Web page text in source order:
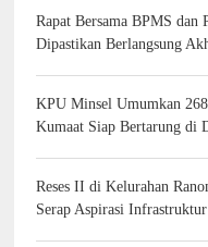
Rapat Bersama BPMS dan
Dipastikan Berlangsung
KPU Minsel Umumkan
Kumaat Siap Bertarung di
Reses II di Kelurahan
Serap Aspirasi